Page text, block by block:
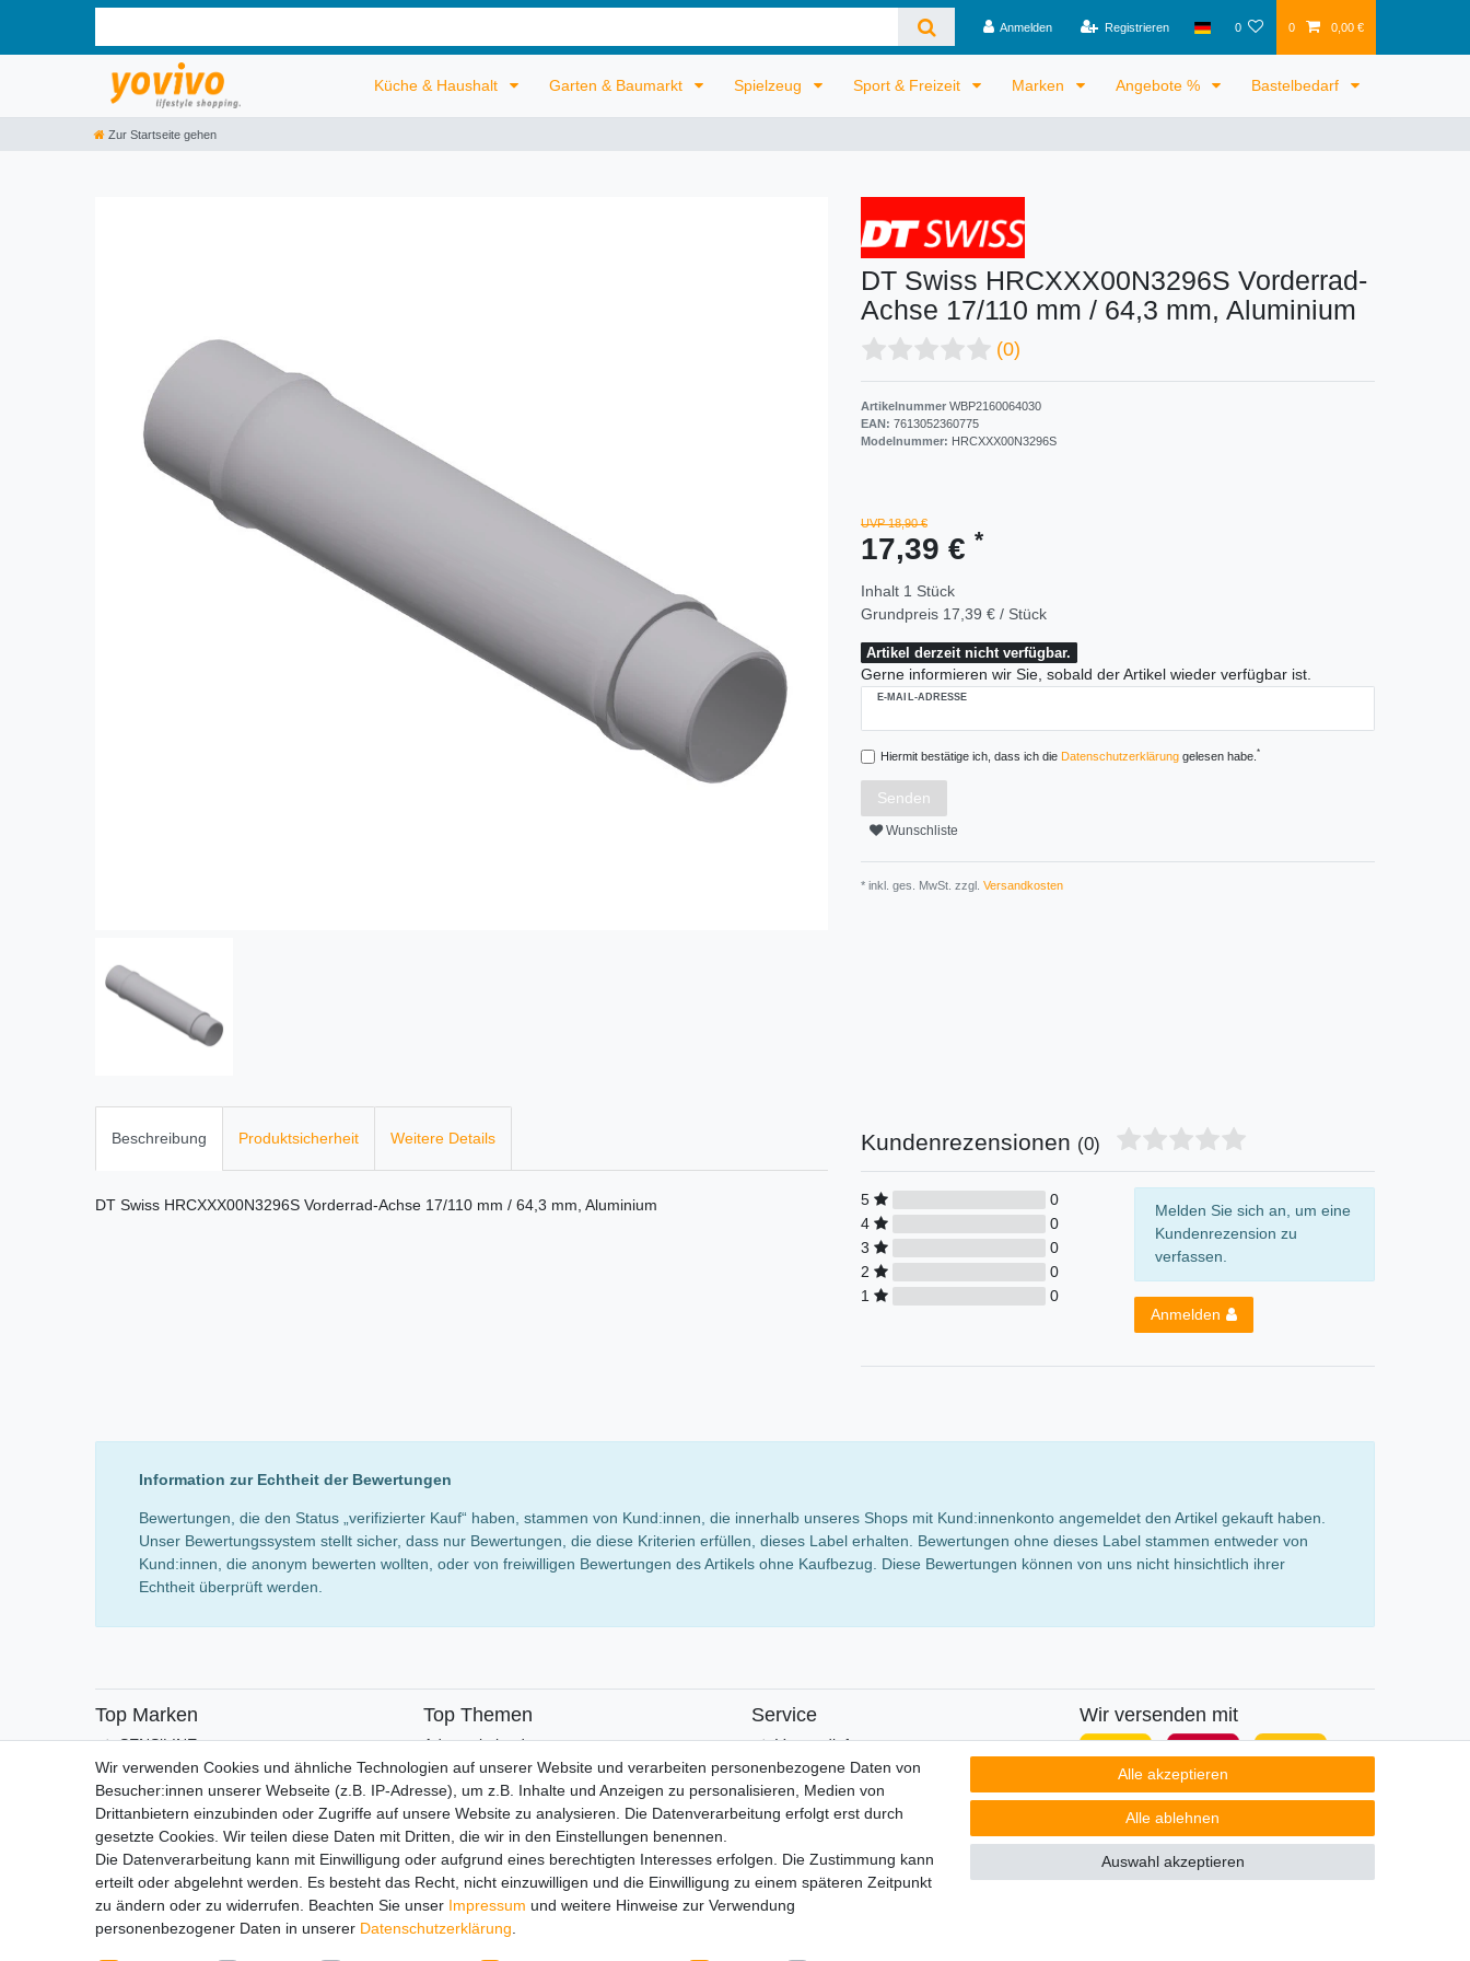
Anmelden Registrieren 0 0 0,00 €
Küche & Haushalt Garten & Baumarkt Spielzeug Sport & Freizeit Marken Angebote % Bastelbedarf
Zur Startseite gehen
DT Swiss HRCXXX00N3296S Vorderrad-
Achse 17/110 mm / 64,3 mm, Aluminium
(0)
Artikelnummer WBP2160064030
EAN: 7613052360775
Modelnummer: HRCXXX00N3296S
UVP 18,90 €
17,39 € *
Inhalt 1 Stück
Grundpreis 17,39 € / Stück
Artikel derzeit nicht verfügbar.
Gerne informieren wir Sie, sobald der Artikel wieder verfügbar ist.
E-MAIL-ADRESSE
Hiermit bestätige ich, dass ich die Daten­schutz­erklärunggelesen habe. *
Senden
Wunschliste
* inkl. ges. MwSt. zzgl. Versandkosten
Beschreibung Produktsicherheit Weitere Details
DT Swiss HRCXXX00N3296S Vorderrad-Achse 17/110 mm / 64,3 mm, Aluminium
Kundenrezensionen (0)
5
0
4
0
3
0
2
0
1
0
Melden Sie sich an, um eine
Kundenrezension zu
verfassen.
Anmelden
Information zur Echtheit der Bewertungen
Bewertungen, die den Status „verifizierter Kauf“ haben, stammen von Kund:innen, die innerhalb unseres Shops mit Kund:innenkonto angemeldet den Artikel gekauft haben.
Unser Bewertungssystem stellt sicher, dass nur Bewertungen, die diese Kriterien erfüllen, dieses Label erhalten. Bewertungen ohne dieses Label stammen entweder von
Kund:innen, die anonym bewerten wollten, oder von freiwilligen Bewertungen des Artikels ohne Kaufbezug. Diese Bewertungen können von uns nicht hinsichtlich ihrer
Echtheit überprüft werden.
Top Marken
SENSiLINE
Top Themen
Adventskalender
Service
Versandinfos
FAQ
Ersatzteile
Registrieren
Wir versenden mit
Impressum Daten­schutz­erklärung AGB Barrierefreiheitserklärung Widerrufs­recht
Wir verwenden Cookies und ähnliche Technologien auf unserer Website und verarbeiten personenbezogene Daten von
Besucher:innen unserer Webseite (z.B. IP-Adresse), um z.B. Inhalte und Anzeigen zu personalisieren, Medien von
Drittanbietern einzubinden oder Zugriffe auf unsere Website zu analysieren. Die Datenverarbeitung erfolgt erst durch
gesetzte Cookies. Wir teilen diese Daten mit Dritten, die wir in den Einstellungen benennen.
Die Datenverarbeitung kann mit Einwilligung oder aufgrund eines berechtigten Interesses erfolgen. Die Zustimmung kann
erteilt oder abgelehnt werden. Es besteht das Recht, nicht einzuwilligen und die Einwilligung zu einem späteren Zeitpunkt
zu ändern oder zu widerrufen. Beachten Sie unser Impressum und weitere Hinweise zur Verwendung
personenbezogener Daten in unserer Daten­schutz­erklärung
Alle akzeptieren
Alle ablehnen
Auswahl akzeptieren